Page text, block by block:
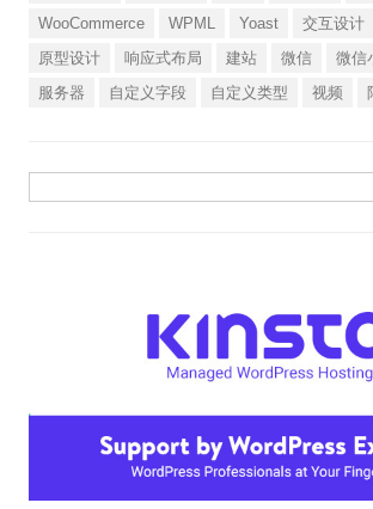
WooCommerce WPML Yoast 交互设计
原型设计
响应式布局 建站 微信 微信
服务器
自定义字段 自定义类型 视频